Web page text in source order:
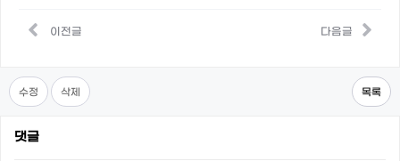
이전글 다음글
수정 삭제 목록
댓글